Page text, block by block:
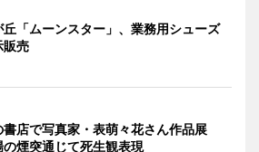
丘「ムーンスター」、業務用シューズ
販売
書店で写真家・表萌々花さん作品展
の煙突通じて死生観表現